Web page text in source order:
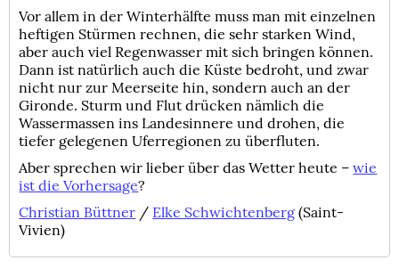
Vor allem in der Winterhälfte muss man mit einzelnen
heftigen Stürmen rechnen, die sehr starken Wind,
aber auch viel Regenwasser mit sich bringen können.
Dann ist natürlich auch die Küste bedroht, und zwar
nicht nur zur Meerseite hin, sondern auch an der
Gironde. Sturm und Flut drücken nämlich die
Wassermassen ins Landesinnere und drohen, die
tiefer gelegenen Uferregionen zu überfluten.
Aber sprechen wir lieber über das Wetter heute –wie
ist die Vorhersage?
Christian Büttner / Elke Schwichtenberg (Saint-
Vivien)